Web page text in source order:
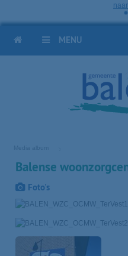
HOME MENU
Media album
Balense
Foto's